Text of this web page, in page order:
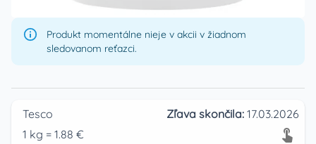
Produkt momentálne nieje v akcii v žiadnom
sledovanom reťazci.
Tesco Zľava skončila: 17.03.2026
1 kg = 1.88 €